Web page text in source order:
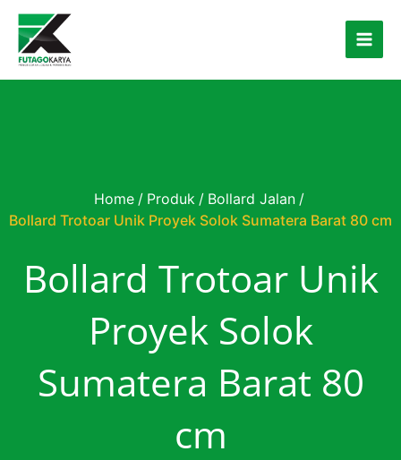
Skip to content
Home / Produk / Bollard Jalan /
Bollard Trotoar Unik Proyek Solok Sumatera Barat 80 cm
Bollard Trotoar Unik
Proyek Solok
Sumatera Barat 80
cm